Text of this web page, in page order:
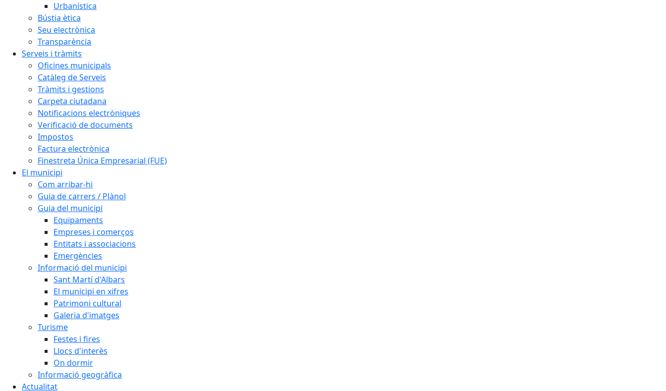
Urbanística
Bústia ètica
Seu electrònica
Transparència
Serveis i tràmits
Oficines municipals
Catàleg de Serveis
Tràmits i gestions
Carpeta ciutadana
Notificacions electròniques
Verificació de documents
Impostos
Factura electrònica
Finestreta Única Empresarial (FUE)
El municipi
Com arribar-hi
Guia de carrers / Plànol
Guia del municipi
Equipaments
Empreses i comerços
Entitats i associacions
Emergències
Informació del municipi
Sant Martí d'Albars
El municipi en xifres
Patrimoni cultural
Galeria d'imatges
Turisme
Festes i fires
Llocs d'interès
On dormir
Informació geogràfica
Actualitat